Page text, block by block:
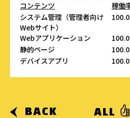
コンテンツ
稼働
システム管理（管理者向け
Webサイト）
Webアプリケーション
静的ページ
デバイスアプリ
BACK ALL